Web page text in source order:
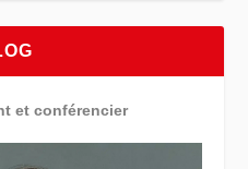
et conférencier